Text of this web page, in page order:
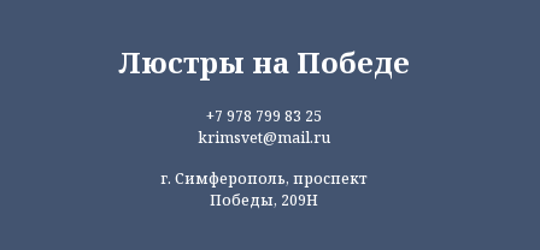
Люстры на Победе
+7 978 799 83 25
krimsvet@mail.ru
г. Симферополь, проспект
Победы, 209Н